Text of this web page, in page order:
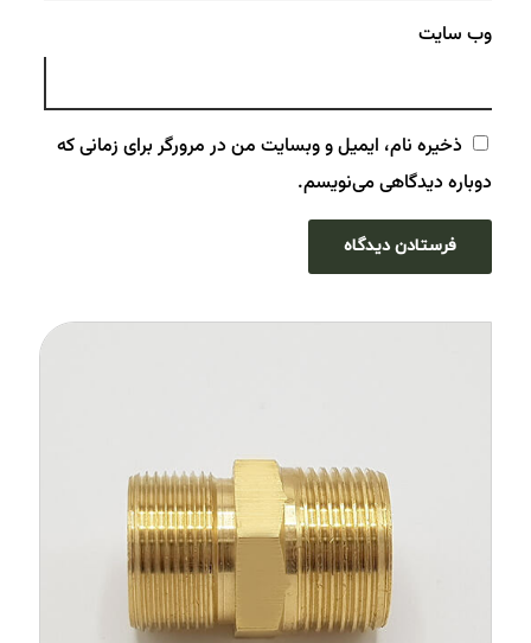
وب‌ سایت
ذخیره نام، ایمیل و وبسایت من در مرورگر برای زمانی که
دوباره دیدگاهی می‌نویسم.